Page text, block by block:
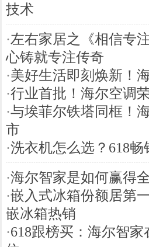
技术
·左右家居之《相信专
心铸就专注传奇
·美好生活即刻焕新！
·行业首批！海尔空调
·与埃菲尔铁塔同框！
市
·洗衣机怎么选？618
·海尔智家是如何赢得
·嵌入式冰箱份额居第
嵌冰箱热销
·618跟榜买：海尔智